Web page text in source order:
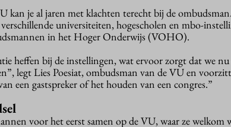
kan je al jaren met klachten terecht bij de
universiteiten, hogescholen en mbo-
in het Hoger Onderwijs (VOHO).
heffen bij de instellingen, wat ervoor zorgt dat we nu
legt Lies Poesiat, ombudsman van de VU en
een gastspreker of het houden van een congres.”
voor het eerst samen op de VU, waar ze welkom